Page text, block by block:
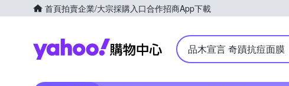
首頁拍賣企業/大宗採購入口合作招商App下載
Yahoo購物中心